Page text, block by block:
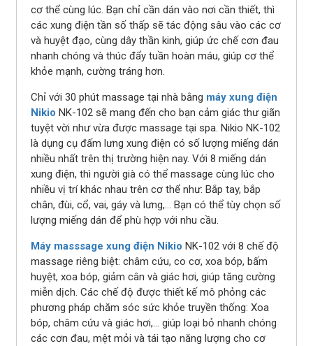
cơ thể cùng lúc. Bạn chỉ cần dán vào nơi cần thiết, thì
các xung điện tần số thấp sẽ tác động sâu vào các cơ
và huyệt đạo, cùng dây thần kinh, giúp ức chế cơn đau
nhanh chóng và thúc đẩy tuần hoàn máu, giúp cơ thể
khỏe mạnh, cường tráng hơn.
Chỉ với 30 phút massage tại nhà bằng máy xung điện
Nikio NK-102 sẽ mang đến cho bạn cảm giác thư giãn
tuyệt vời như vừa được massage tại spa. Nikio NK-102
là dụng cụ đấm lưng xung điện có số lượng miếng dán
nhiều nhất trên thị trường hiện nay. Với 8 miếng dán
xung điện, thì người già có thể massage cùng lúc cho
nhiều vị trí khác nhau trên cơ thể như: Bắp tay, bắp
chân, đùi, cổ, vai, gáy và lưng,… Bạn có thể tùy chọn số
lượng miếng dán để phù hợp với nhu cầu.
Máy masssage xung điện Nikio NK-102 với 8 chế độ
massage riêng biệt: châm cứu, co cơ, xoa bóp, bấm
huyệt, xoa bóp, giảm cân và giác hơi, giúp tăng cường
miễn dịch. Các chế độ được thiết kế mô phỏng các
phương pháp chăm sóc sức khỏe truyền thống: Xoa
bóp, châm cứu và giác hơi,… giúp loại bỏ nhanh chóng
các cơn đau, mệt mỏi và tái tạo năng lượng cho cơ